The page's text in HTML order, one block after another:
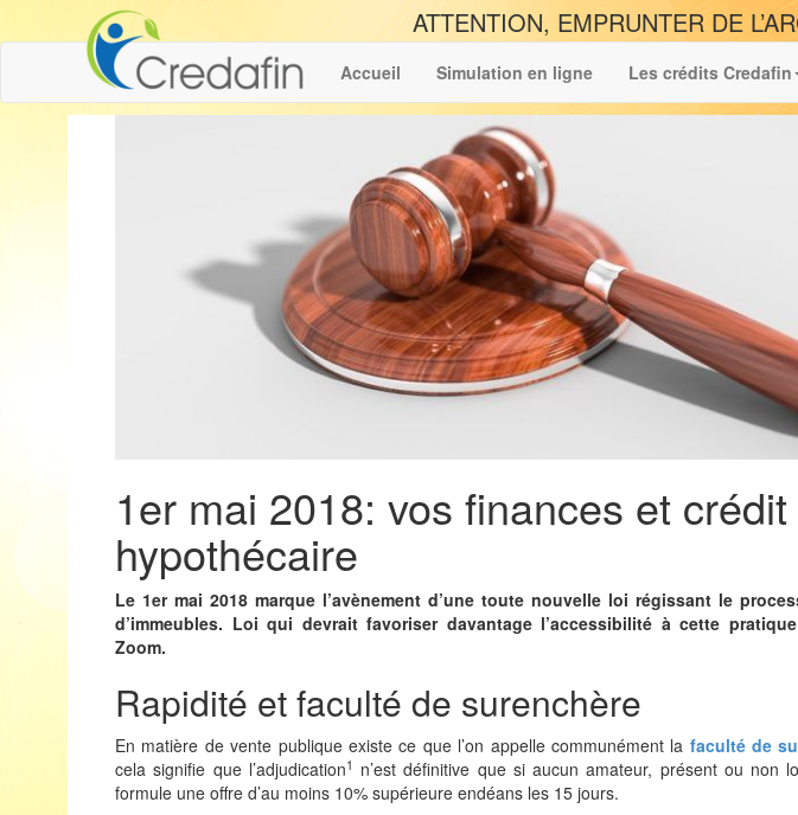
ATTENTION, EMPRUNTER DE
Accueil Simulation en ligne Les crédits Credafin
1er mai 2018: vos finances et crédit
hypothécaire
Le 1er mai 2018 marque l’avènement d’une toute nouvelle loi régissant le
d’immeubles. Loi qui devrait favoriser davantage l’accessibilité à cette
Zoom.
Rapidité et faculté de surenchère
En matière de vente publique existe ce que l’on appelle communément la faculté de
cela signifie que l’adjudication1 n’est définitive que si aucun amateur, présent ou non
formule une offre d’au moins 10% supérieure endéans les 15 jours.